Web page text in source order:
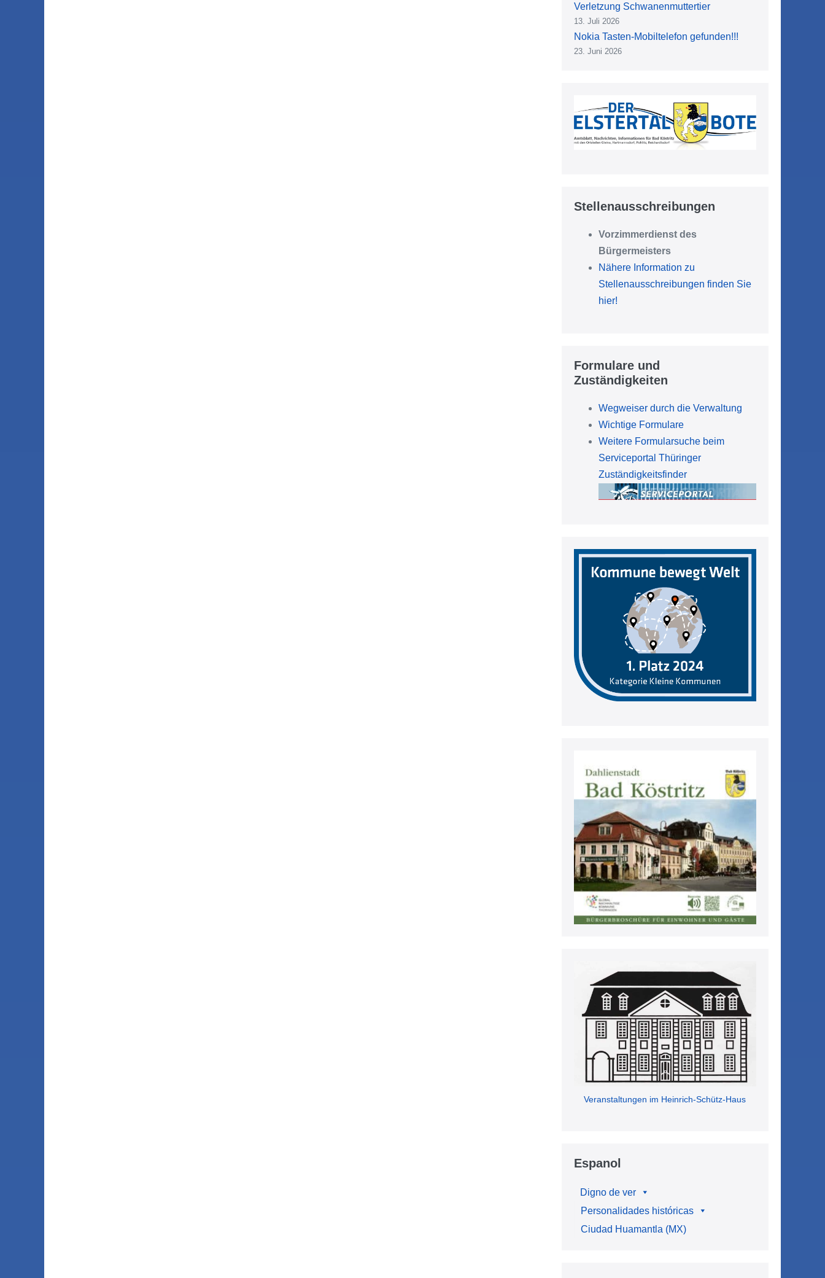
Verletzung Schwanenmuttertier
13. Juli 2026
Nokia Tasten-Mobiltelefon gefunden!!!
23. Juni 2026
Stellenausschreibungen
Vorzimmerdienst des
Bürgermeisters
Nähere Information zu
Stellenausschreibungen finden Sie
hier!
Formulare und
Zuständigkeiten
Wegweiser durch die Verwaltung
Wichtige Formulare
Weitere Formularsuche beim
Serviceportal Thüringer
Zuständigkeitsfinder
Veranstaltungen im Heinrich-Schütz-Haus
Espanol
Digno de ver
Personalidades históricas
Ciudad Huamantla (MX)